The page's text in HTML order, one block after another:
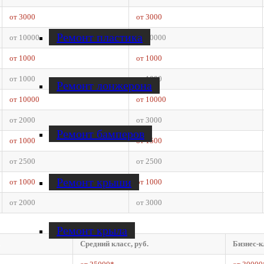
Ремонт пластика
Ремонт лонжерона
Ремонт бамперов
Ремонт крыши
Ремонт крыла
от 3000 от 3000
от 10000 от 10000
от 1000 от 1000
от 1000 от 1000
от 10000 от 10000
от 2000 от 3000
от 1000 от 1500
от 2500 от 2500
от 1000 от 1000
от 2000 от 3000
Средний класс, руб. Бизнес-